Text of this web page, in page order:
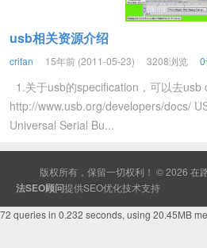
usb相关资源介绍
crifan 15年前 (2011-05-23) 3208浏览
1.关于usb的specification，可以去usb
http://www.usb.org/developers/docs/
Universal Serial Bu...
版权所有，保留一切权利！ © 2026 在
法SEO顾问提供SEO优化技术支持
72 queries in 0.232 seconds, using 20.45MB